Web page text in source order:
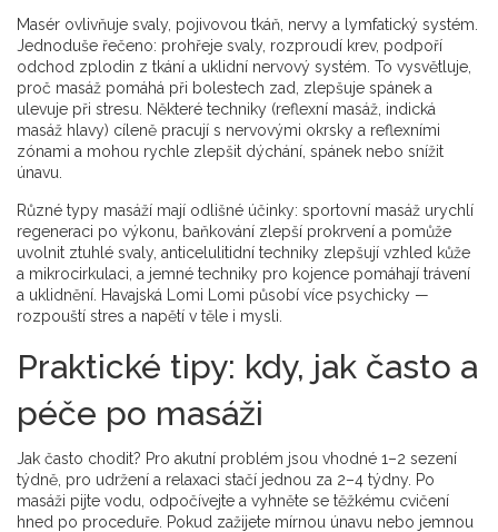
Masér ovlivňuje svaly, pojivovou tkáň, nervy a lymfatický systém.
Jednoduše řečeno: prohřeje svaly, rozproudí krev, podpoří
odchod zplodin z tkání a uklidní nervový systém. To vysvětluje,
proč masáž pomáhá při bolestech zad, zlepšuje spánek a
ulevuje při stresu. Některé techniky (reflexní masáž, indická
masáž hlavy) cíleně pracují s nervovými okrsky a reflexními
zónami a mohou rychle zlepšit dýchání, spánek nebo snížit
únavu.
Různé typy masáží mají odlišné účinky: sportovní masáž urychlí
regeneraci po výkonu, baňkování zlepší prokrvení a pomůže
uvolnit ztuhlé svaly, anticelulitidní techniky zlepšují vzhled kůže
a mikrocirkulaci, a jemné techniky pro kojence pomáhají trávení
a uklidnění. Havajská Lomi Lomi působí více psychicky —
rozpouští stres a napětí v těle i mysli.
Praktické tipy: kdy, jak často a
péče po masáži
Jak často chodit? Pro akutní problém jsou vhodné 1–2 sezení
týdně, pro udržení a relaxaci stačí jednou za 2–4 týdny. Po
masáži pijte vodu, odpočívejte a vyhněte se těžkému cvičení
hned po proceduře. Pokud zažijete mírnou únavu nebo jemnou